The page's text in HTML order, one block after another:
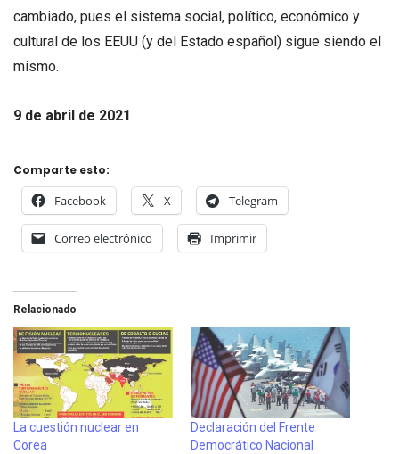
cambiado, pues el sistema social, político, económico y
cultural de los EEUU (y del Estado español) sigue siendo el
mismo.
9 de abril de 2021
Comparte esto:
Facebook X Telegram
Correo electrónico Imprimir
Relacionado
La cuestión nuclear en
Corea
Declaración del Frente
Democrático Nacional